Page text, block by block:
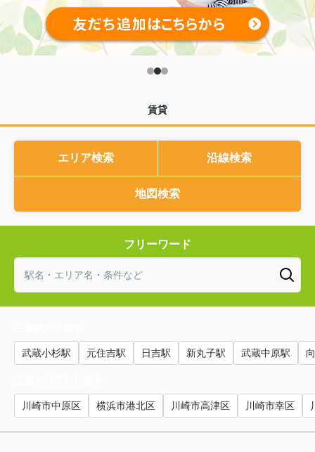
賃貸
エリア検索 沿線検索
地図検索
フリーワード
武蔵小杉駅 元住吉駅 日吉駅 新丸子駅 武蔵中原駅
川崎市中原区 横浜市港北区 川崎市高津区 川崎市幸区